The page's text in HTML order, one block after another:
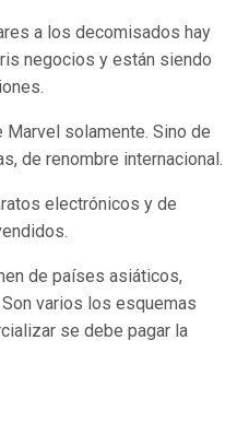
a los decomisados hay
negocios y están siendo
solamente. Sino de
de renombre internacional.
electrónicos y de
de países asiáticos,
varios los esquemas
se debe pagar la